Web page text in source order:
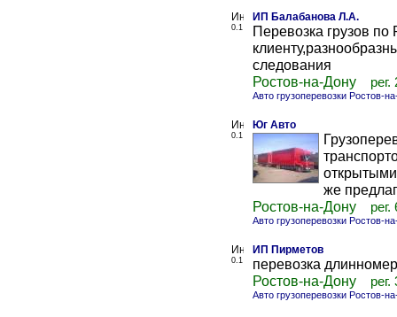
0.1
ИП Балабанова Л.А.
Перевозка грузов
следования
Ростов-на-Дону
рег.
Авто грузоперевозки Ростов-
0.1
Юг Авто
же
Ростов-на-Дону
Авто грузоперевозки Ростов-
0.1
ИП Пирметов
перевозка
Ростов-на-Дону
Авто грузоперевозки Ростов-